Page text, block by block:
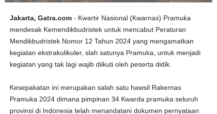
Jakarta, Gatra.com - Kwartir Nasional (Kwarnas) Pramuka
mendesak Kemendikbudristek untuk mencabut Peraturan
Mendikbudristek Nomor 12 Tahun 2024 yang mengamatkan
kegiatan ekstrakulikuler, slah satunya Pramuka, untuk menjadi
kegiatan yang tak lagi wajib diikuti oleh peserta didik.
Kesepakatan ini merupakan salah satu hawsil Rakernas
Pramuka 2024 dimana pimpinan 34 Kwarda pramuka seluruh
provinsi di Indonesia telah menandatani dokumen pernyataan